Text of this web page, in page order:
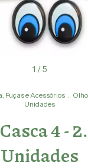
1 /5
Fuças e Acessórios .
Unidades
4 -
Unidades